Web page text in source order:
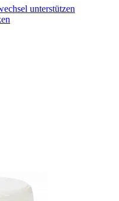
unterstützen